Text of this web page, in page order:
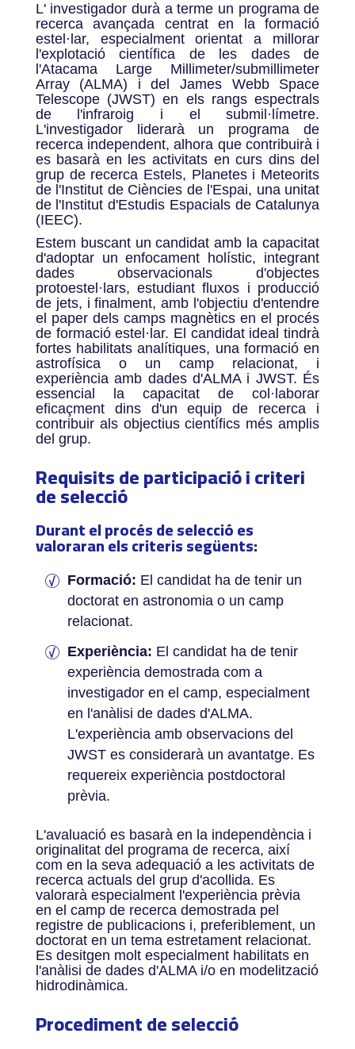
L' investigador durà a terme un programa de
recerca avançada centrat en la formació
estel·lar, especialment orientat a millorar
l'explotació científica de les dades de
l'Atacama Large Millimeter/submillimeter
Array (ALMA) i del James Webb Space
Telescope (JWST) en els rangs espectrals
de l'infraroig i el submil·límetre.
L'investigador liderarà un programa de
recerca independent, alhora que contribuirà i
es basarà en les activitats en curs dins del
grup de recerca Estels, Planetes i Meteorits
de l'Institut de Ciències de l'Espai, una unitat
de l'Institut d'Estudis Espacials de Catalunya
(IEEC).
Estem buscant un candidat amb la capacitat
d'adoptar un enfocament holístic, integrant
dades observacionals d'objectes
protoestel·lars, estudiant fluxos i producció
de jets, i finalment, amb l'objectiu d'entendre
el paper dels camps magnètics en el procés
de formació estel·lar. El candidat ideal tindrà
fortes habilitats analítiques, una formació en
astrofísica o un camp relacionat, i
experiència amb dades d'ALMA i JWST. És
essencial la capacitat de col·laborar
eficaçment dins d'un equip de recerca i
contribuir als objectius científics més amplis
del grup.
Requisits de participació i criteri
de selecció
Durant el procés de selecció es
valoraran els criteris següents:
Formació: El candidat ha de tenir un
doctorat en astronomia o un camp
relacionat.
Experiència: El candidat ha de tenir
experiència demostrada com a
investigador en el camp, especialment
en l'anàlisi de dades d'ALMA.
L'experiència amb observacions del
JWST es considerarà un avantatge. Es
requereix experiència postdoctoral
prèvia.
L'avaluació es basarà en la independència i
originalitat del programa de recerca, així
com en la seva adequació a les activitats de
recerca actuals del grup d'acollida. Es
valorarà especialment l'experiència prèvia
en el camp de recerca demostrada pel
registre de publicacions i, preferiblement, un
doctorat en un tema estretament relacionat.
Es desitgen molt especialment habilitats en
l'anàlisi de dades d'ALMA i/o en modelització
hidrodinàmica.
Procediment de selecció